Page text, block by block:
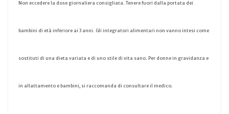
Non eccedere la dose giornaliera consigliata. Tenere fuori dalla portata dei
bambini di età inferiore ai 3 anni. Gli integratori alimentari non vanno intesi come
sostituti di una dieta variata e di uno stile di vita sano. Per donne in gravidanza e
in allattamento e bambini, si raccomanda di consultare il medico.